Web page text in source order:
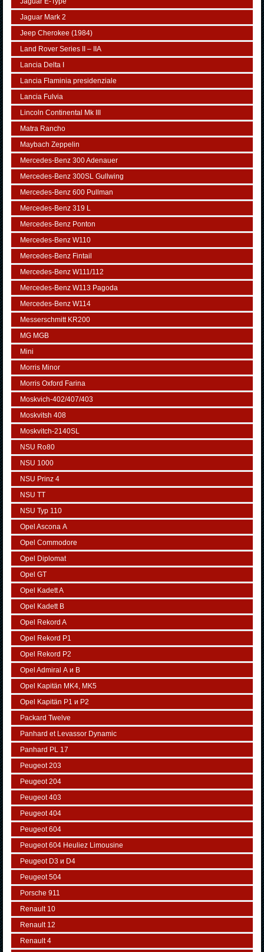
Jaguar Mark 2
Jeep Cherokee (1984)
Land Rover Series II – IIA
Lancia Delta I
Lancia Flaminia presidenziale
Lancia Fulvia
Lincoln Continental Mk III
Matra Rancho
Maybach Zeppelin
Mercedes-Benz 300 Adenauer
Mercedes-Benz 300SL Gullwing
Mercedes-Benz 600 Pullman
Mercedes-Benz 319 L
Mercedes-Benz Ponton
Mercedes-Benz W110
Mercedes-Benz Fintail
Mercedes-Benz W111/112
Mercedes-Benz W113 Pagoda
Mercedes-Benz W114
Messerschmitt KR200
MG MGB
Mini
Morris Minor
Morris Oxford Farina
Moskvich-402/407/403
Moskvitsh 408
Moskvitch-2140SL
NSU Ro80
NSU 1000
NSU Prinz 4
NSU TT
NSU Typ 110
Opel Ascona А
Opel Commodore
Opel Diplomat
Opel GT
Opel Kadett A
Opel Kadett B
Opel Rekord A
Opel Rekord P1
Opel Rekord P2
Opel Admiral А и В
Opel Kapitän MK4, MK5
Opel Kapitän P1 и P2
Packard Twelve
Panhard et Levassor Dynamic
Panhard PL 17
Peugeot 203
Peugeot 204
Peugeot 403
Peugeot 404
Peugeot 604
Peugeot 604 Heuliez Limousine
Peugeot D3 и D4
Peugeot 504
Porsche 911
Renault 10
Renault 12
Renault 4